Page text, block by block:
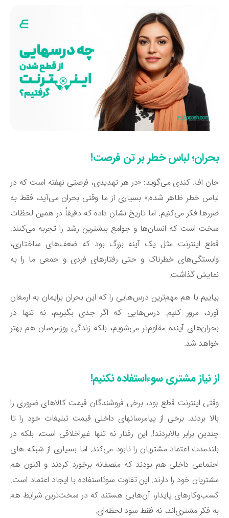
لباس خطر بر تن فرصت!
اف. کندی می‌گوید: «در هر تهدیدی، فرصتی نهفته است که در
خطر ظاهر شده.» بسیاری از ما وقتی بحران می‌آید، فقط به
فکر می‌کنیم. اما تاریخ نشان داده که دقیقاً در همین لحظات
است که انسان‌ها و جوامع بیشترین رشد را تجربه می‌کنند.
اینترنت مثل یک آینه بزرگ بود که ضعف‌های ساختاری،
خطرناک و حتی رفتارهای فردی و جمعی ما را به
گذاشت.
با هم مهم‌ترین درس‌هایی را که این بحران برایمان به ارمغان
مرور کنیم. درس‌هایی که اگر جدی بگیریم، نه تنها در
آینده مقاوم‌تر می‌شویم، بلکه زندگی روزمره‌مان هم بهتر
شد.
نیاز مشتری سوءاستفاده نکنیم!
اینترنت قطع بود، برخی فروشندگان قیمت کالاهای ضروری را
بردند. برخی از پیامرسانهای داخلی قیمت تبلیغات خود را تا
برابر بالابردند!. این رفتار نه تنها غیراخلاقی است، بلکه در
اعتماد مشتریان را نابود می‌کند. اما بسیاری از شبکه های
داخلی هم بودند که منصفانه برخورد کردند و اکنون هم
خود را دارند. این تفاوت سوئاستفاده با ایجاد اعتماد است.
پایدار، آن‌هایی هستند که در سخت‌ترین شرایط هم
فکر مشتری‌اند، نه فقط سود لحظه‌ای.